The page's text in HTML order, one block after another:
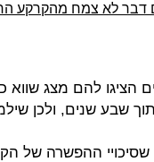
דבר לא צמח מהקרקע
הציגו להם מצג שווא
ולכן שילמו 139 אלף שקל 420
שסיכויי ההפשרה של